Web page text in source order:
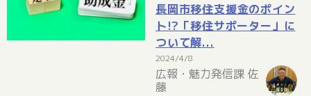
長岡市移住支援金のポイン
ト!?「移住サポーター」に
ついて解...
2024/4/8
広報・魅力発信課 佐
藤